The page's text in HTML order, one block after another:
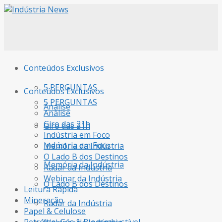
Conteúdos Exclusivos
5 PERGUNTAS
Análise
Giro das 21h
Indústria em Foco
Memória da Indústria
O Lado B dos Destinos
Radar da Indústria
Conteúdos Exclusivos
5 PERGUNTAS
Análise
Giro das 21h
Indústria em Foco
Memória da Indústria
O Lado B dos Destinos
Radar da Indústria
Webinar da Indústria
Leitura Rápida
Mineração
Papel & Celulose